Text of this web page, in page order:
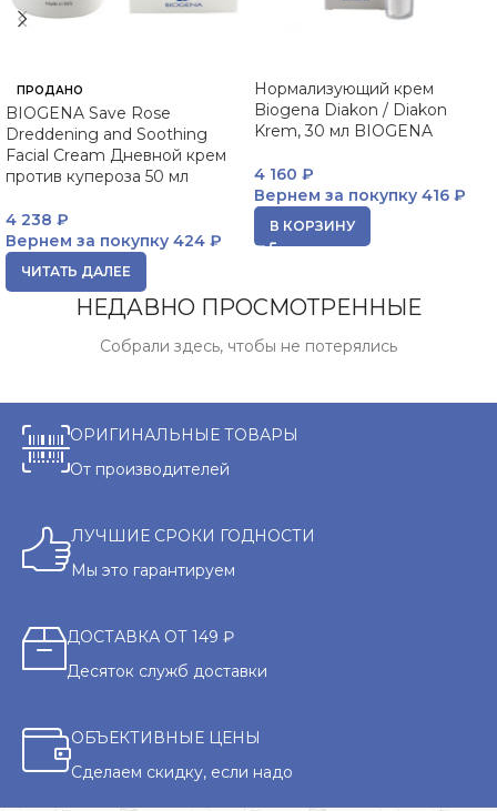
ПРОДАНО
BIOGENA Save Rose
Dreddening and Soothing
Facial Cream Дневной крем
против купероза 50 мл
4 238 ₽
Вернем за покупку 424 ₽
ЧИТАТЬ ДАЛЕЕ
Нормализующий крем
Biogena Diakon / Diakon
Krem, 30 мл BIOGENA
4 160 ₽
Вернем за покупку 416 ₽
В КОРЗИНУ
НЕДАВНО ПРОСМОТРЕННЫЕ
Собрали здесь, чтобы не потерялись
ОРИГИНАЛЬНЫЕ ТОВАРЫ
От производителей
ЛУЧШИЕ СРОКИ ГОДНОСТИ
Мы это гарантируем
ДОСТАВКА ОТ 149 ₽
Десяток служб доставки
ОБЪЕКТИВНЫЕ ЦЕНЫ
Сделаем скидку, если надо